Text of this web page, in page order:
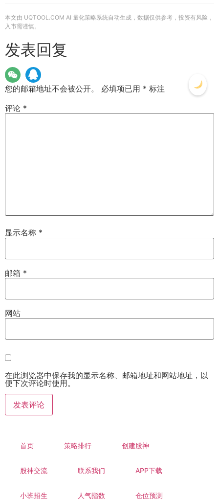
本文由 UQTOOL.COM AI 量化策略系统自动生成，数据仅供参考，投资有风险，
入市需谨慎。
发表回复
您的邮箱地址不会被公开。 必填项已用 * 标注
评论 *
显示名称 *
邮箱 *
网站
在此浏览器中保存我的显示名称、邮箱地址和网站地址，以
便下次评论时使用。
首页 策略排行 创建股神
股神交流 联系我们 APP下载
小班招生 人气指数 仓位预测